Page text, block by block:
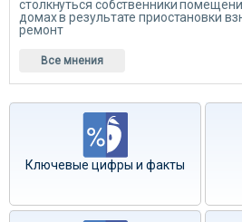
столкнуться собственники
домах в результате приостановки
ремонт
Все мнения
Ключевые цифры и факты